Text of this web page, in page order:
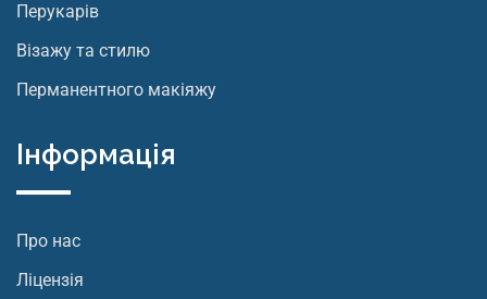
Перукарів
Візажу та стилю
Перманентного макіяжу
Інформація
Про нас
Ліцензія